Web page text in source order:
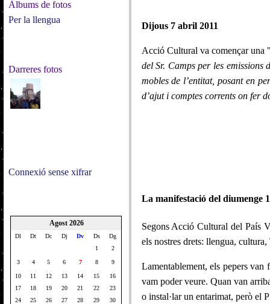
Àlbums de fotos
Per la llengua
Darreres fotos
Connexió sense xifrar
Agost 2026
Dl Dt Dc Dj Dv Ds
Dg
1
2
3 4 5 6 7 8 9
10 11 12 13 14 15
16
17
18 19 20 21 22
23
24
25 26 27 28 29
30
Dijous 7 abril 2011
Acció Cultural va començar una
del Sr. Camps per les emissions
mobles de l’entitat, posant en
d’ajut i comptes corrents on fer
La manifestació del diumenge
Segons Acció Cultural del País
els nostres drets: llengua,
Lamentablement, els pepers
vam poder veure. Quan van
o instal·lar un entarimat, però el